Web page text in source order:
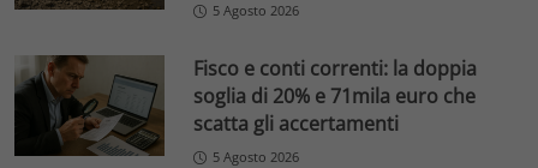
5 Agosto 2026
Fisco e conti correnti: la doppia
soglia di 20% e 71mila euro che
scatta gli accertamenti
5 Agosto 2026